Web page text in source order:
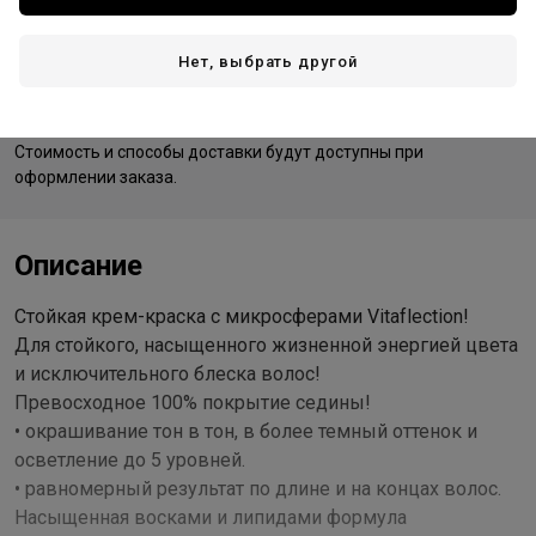
Стоимость и способы доставки будут доступны при
оформлении заказа.
Описание
Стойкая крем-краска с микросферами Vitaflection!
Для стойкого, насыщенного жизненной энергией цвета
и исключительного блеска волос!
Превосходное 100% покрытие седины!
• окрашивание тон в тон, в более темный оттенок и
осветление до 5 уровней.
• равномерный результат по длине и на концах волос.
Насыщенная восками и липидами формула
Нет, выбрать другой